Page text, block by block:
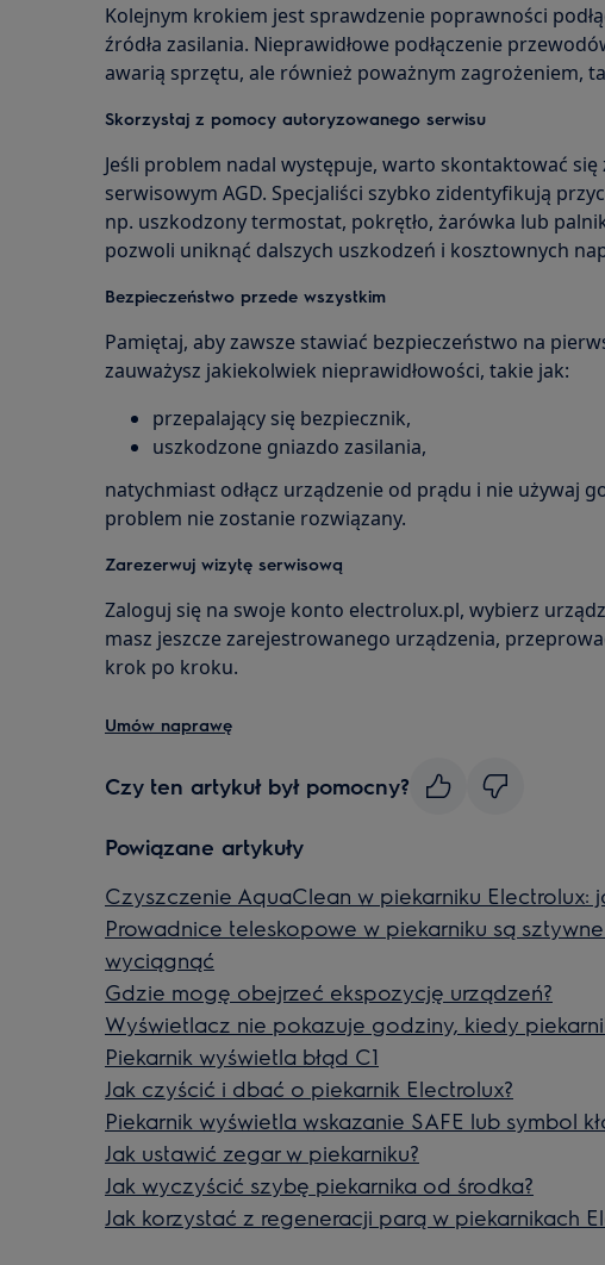
Kolejnym krokiem jest sprawdzenie poprawności
źródła zasilania. Nieprawidłowe podłączenie
awarią sprzętu, ale również poważnym zagrożeniem,
Skorzystaj z pomocy autoryzowanego serwisu
Jeśli problem nadal występuje, warto skontaktować
serwisowym AGD. Specjaliści szybko zidentyfikują
np. uszkodzony termostat, pokrętło, żarówka lub
pozwoli uniknąć dalszych uszkodzeń i kosztownych
Bezpieczeństwo przede wszystkim
Pamiętaj, aby zawsze stawiać bezpieczeństwo na
zauważysz jakiekolwiek nieprawidłowości, takie jak:
przepalający się bezpiecznik,
uszkodzone gniazdo zasilania,
natychmiast odłącz urządzenie od prądu i nie używaj
problem nie zostanie rozwiązany.
Zarezerwuj wizytę serwisową
Zaloguj się na swoje konto electrolux.pl, wybierz
masz jeszcze zarejestrowanego urządzenia,
krok po kroku.
Umów naprawę
Czy ten artykuł był pomocny?
Powiązane artykuły
Czyszczenie AquaClean w piekarniku Electrolux:
Prowadnice teleskopowe w piekarniku są
wyciągnąć
Gdzie mogę obejrzeć ekspozycję urządzeń?
Wyświetlacz nie pokazuje godziny, kiedy
Piekarnik wyświetla błąd C1
Jak czyścić i dbać o piekarnik Electrolux?
Piekarnik wyświetla wskazanie SAFE lub symbol
Jak ustawić zegar w piekarniku?
Jak wyczyścić szybę piekarnika od środka?
Jak korzystać z regeneracji parą w piekarnikach